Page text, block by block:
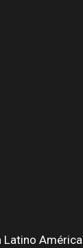
Latino América